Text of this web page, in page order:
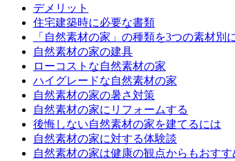
デメリット
住宅建築時に必要な書類
「自然素材の家」の種類を3つの素材別
自然素材の家の建具
ローコストな自然素材の家
ハイグレードな自然素材の家
自然素材の家の暑さ対策
自然素材の家にリフォームする
後悔しない自然素材の家を建てるには
自然素材の家に対する体験談
自然素材の家は健康の観点からもおすす